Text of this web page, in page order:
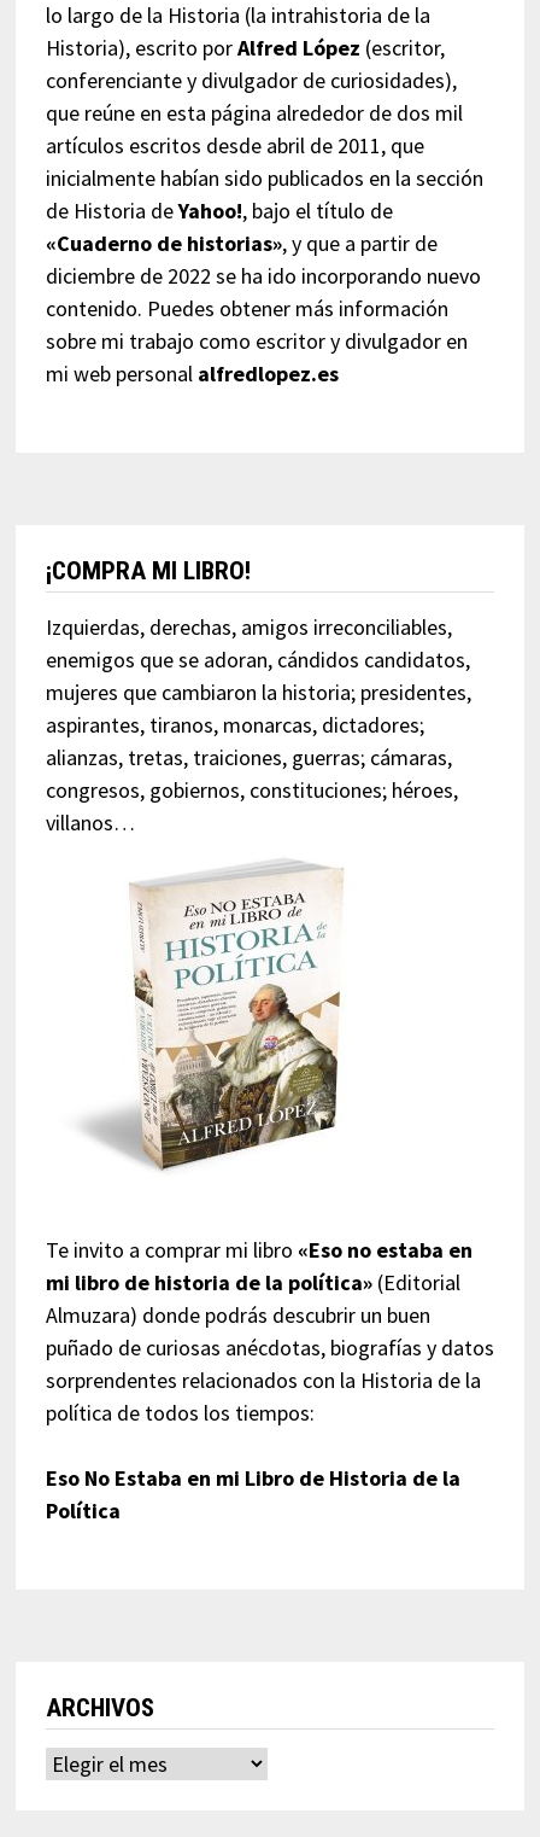
lo largo de la Historia (la intrahistoria de la
Historia), escrito porAlfred López (escritor,
conferenciante y divulgador de curiosidades),
que reúne en esta página alrededor de dos mil
artículos escritos desde abril de 2011, que
inicialmente habían sido publicados en la sección
de Historia deYahoo!, bajo el título de
«Cuaderno de historias», y que a partir de
diciembre de 2022 se ha ido incorporando nuevo
contenido. Puedes obtener más información
sobre mi trabajo como escritor y divulgador en
mi web personal alfredlopez.es
¡COMPRA MI LIBRO!
Izquierdas, derechas, amigos irreconciliables,
enemigos que se adoran, cándidos candidatos,
mujeres que cambiaron la historia; presidentes,
aspirantes, tiranos, monarcas, dictadores;
alianzas, tretas, traiciones, guerras; cámaras,
congresos, gobiernos, constituciones; héroes,
villanos…
Te invito a comprar mi libro «Eso no estaba en
mi libro de historia de la política»(Editorial
Almuzara) donde podrás descubrir un buen
puñado de curiosas anécdotas, biografías y datos
sorprendentes relacionados con la Historia de la
política de todos los tiempos:
Eso No Estaba en mi Libro de Historia de la
Política
ARCHIVOS
Archivos